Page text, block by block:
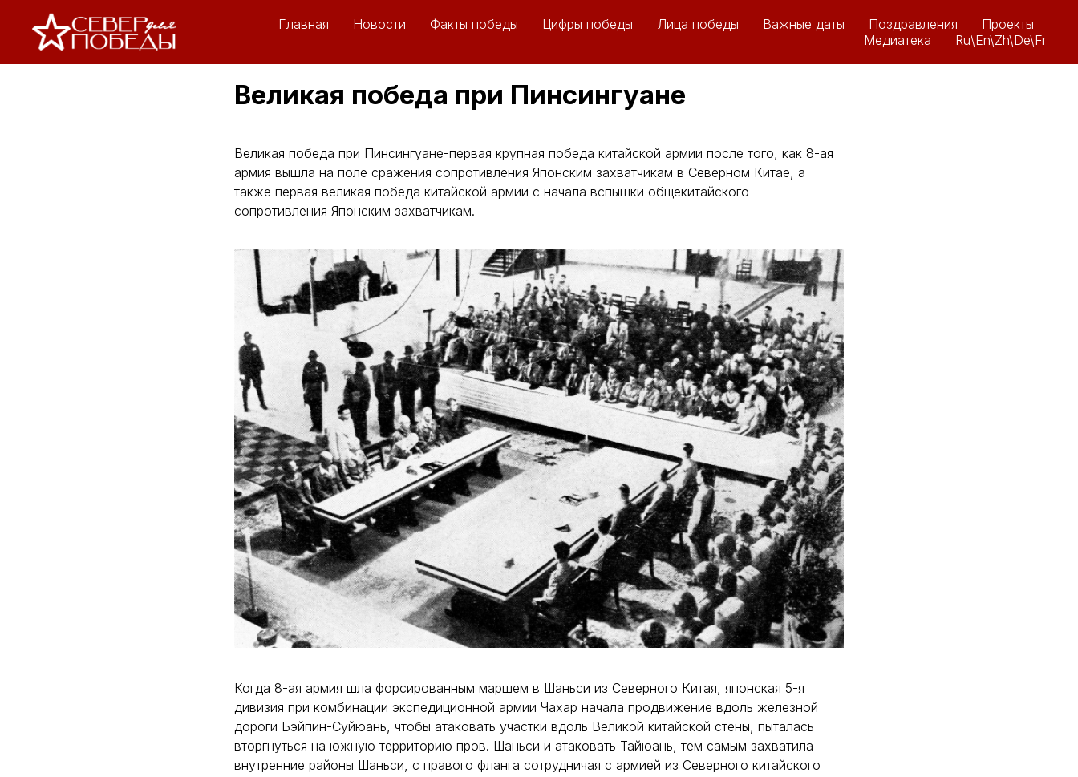
Главная Новости Факты победы Цифры победы Лица победы Важные даты Поздравления
Проекты
Медиатека
Ru\En\Zh\De\Fr
Великая победа при Пинсингуане
Великая победа при Пинсингуане-первая крупная победа китайской армии после того, как 8-ая
армия вышла на поле сражения сопротивления Японским захватчикам в Северном Китае, а
также первая великая победа китайской армии с начала вспышки общекитайского
сопротивления Японским захватчикам.
Когда 8-ая армия шла форсированным маршем в Шаньси из Северного Китая, японская 5-я
дивизия при комбинации экспедиционной армии Чахар начала продвижение вдоль железной
дороги Бэйпин-Суйюань, чтобы атаковать участки вдоль Великой китайской стены, пыталась
вторгнуться на южную территорию пров. Шаньси и атаковать Тайюань, тем самым захватила
внутренние районы Шаньси, с правого фланга сотрудничая с армией из Северного китайского